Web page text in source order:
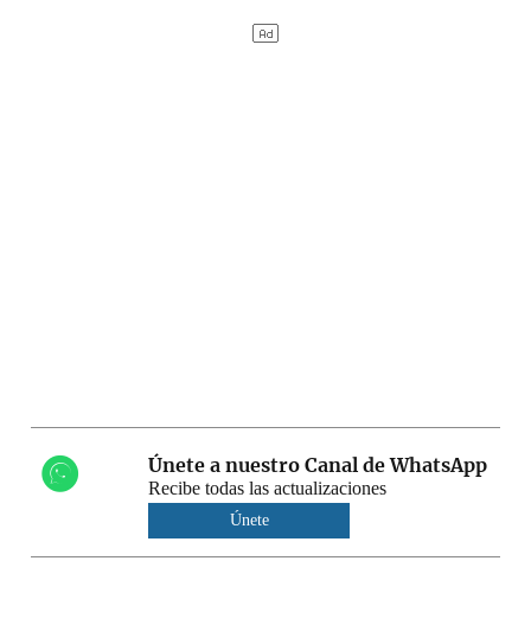
Únete a nuestro Canal de WhatsApp
Recibe todas las actualizaciones
Únete